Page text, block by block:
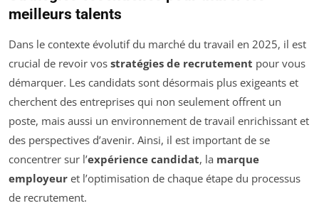
meilleurs talents
Dans le contexte évolutif du marché du travail en 2025, il est
crucial de revoir vos stratégies de recrutement pour vous
démarquer. Les candidats sont désormais plus exigeants et
cherchent des entreprises qui non seulement offrent un
poste, mais aussi un environnement de travail enrichissant et
des perspectives d’avenir. Ainsi, il est important de se
concentrer sur l’expérience candidat, la marque
employeur et l’optimisation de chaque étape du processus
de recrutement.